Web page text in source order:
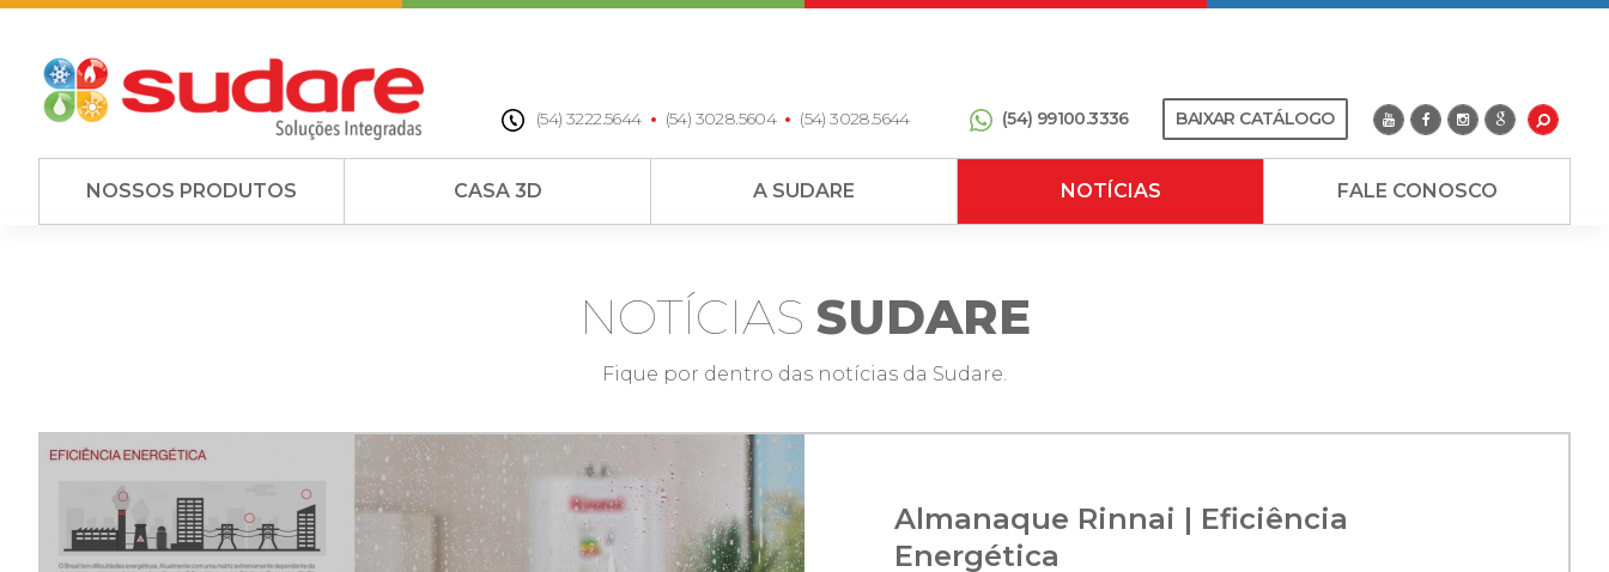
(54) 3222.5644 (54) 3028.5604 (54) 3028.5644 (54) 99100.3336 BAIXAR CATÁLOGO
NOSSOS PRODUTOS CASA 3D A SUDARE NOTÍCIAS FALE CONOSCO
NOTÍCIAS SUDARE
Fique por dentro das notícias da Sudare.
Almanaque Rinnai | Eficiência
Energética